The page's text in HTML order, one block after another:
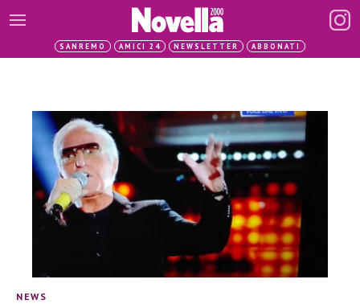
SANREMO AMICI 24 NEWSLETTER ABBONATI
NEWS